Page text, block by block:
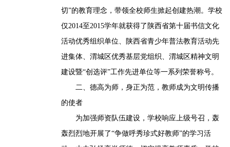
切”的教育理念，带领全校师生掀起创建热潮。学校
仅2014至2015学年就获得了陕西省第十届书信文化
活动优秀组织单位、陕西省青少年普法教育活动先
进集体、渭城区优秀基层党组织、渭城区精神文明
建设暨“创选评”工作先进单位等一系列荣誉称号。
二、德高为师，身正为范，教师成为文明传播
的使者
为加强师资队伍建设，学校响应上级号召，轰
轰烈烈地开展了“争做呼秀珍式好教师”的学习活